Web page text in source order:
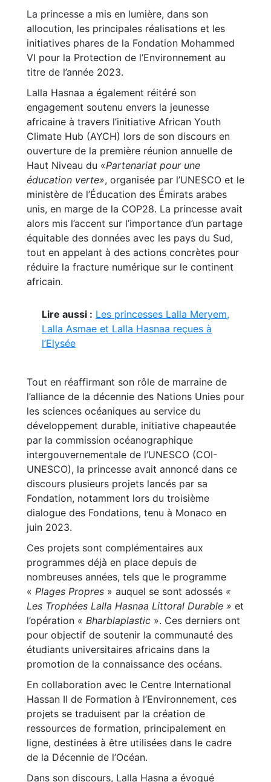
La princesse a mis en lumière, dans son
allocution, les principales réalisations et les
initiatives phares de la Fondation Mohammed
VI pour la Protection de l’Environnement au
titre de l’année 2023.
Lalla Hasnaa a également réitéré son
engagement soutenu envers la jeunesse
africaine à travers l’initiative African Youth
Climate Hub (AYCH) lors de son discours en
ouverture de la première réunion annuelle de
Haut Niveau du «Partenariat pour une
éducation verte», organisée par l’UNESCO et le
ministère de l’Éducation des Émirats arabes
unis, en marge de la COP28. La princesse avait
alors mis l’accent sur l’importance d’un partage
équitable des données avec les pays du Sud,
tout en appelant à des actions concrètes pour
réduire la fracture numérique sur le continent
africain.
Lire aussi : Les princesses Lalla Meryem,
Lalla Asmae et Lalla Hasnaa reçues à
l’Elysée
Tout en réaffirmant son rôle de marraine de
l’alliance de la décennie des Nations Unies pour
les sciences océaniques au service du
développement durable, initiative chapeautée
par la commission océanographique
intergouvernementale de l’UNESCO (COI-
UNESCO), la princesse avait annoncé dans ce
discours plusieurs projets lancés par sa
Fondation, notamment lors du troisième
dialogue des Fondations, tenu à Monaco en
juin 2023.
Ces projets sont complémentaires aux
programmes déjà en place depuis de
nombreuses années, tels que le programme
« Plages Propres » auquel se sont adossés «
Les Trophées Lalla Hasnaa Littoral Durable » et
l’opération « Bharblaplastic ». Ces derniers ont
pour objectif de soutenir la communauté des
étudiants universitaires africains dans la
promotion de la connaissance des océans.
En collaboration avec le Centre International
Hassan II de Formation à l’Environnement, ces
projets se traduisent par la création de
ressources de formation, principalement en
ligne, destinées à être utilisées dans le cadre
de la Décennie de l’Océan.
Dans son discours, Lalla Hasna a évoqué